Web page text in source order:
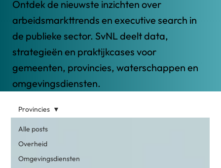
Ontdek de nieuwste inzichten over
arbeidsmarkttrends en executive search in
de publieke sector. SvNL deelt data,
strategieën en praktijkcases voor
gemeenten, provincies, waterschappen en
omgevingsdiensten.
Alle posts
Overheid
Omgevingsdiensten
Provincies